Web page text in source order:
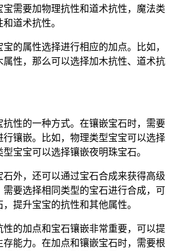
需要加物理抗性和道术抗性，魔法类
道术抗性。
的属性选择进行相应的加点。比如，
性，那么可以选择加木抗性、道术抗
性的一种方式。在镶嵌宝石时，需要
镶嵌。比如，物理类型宝宝可以选择
宝宝可以选择镶嵌夜明珠宝石。
石外，还可以通过宝石合成来获得高级
需要选择相同类型的宝石进行合成，可
提升宝宝的抗性和其他属性。
的加点和宝石镶嵌非常重要，可以提
能力。在加点和镶嵌宝石时，需要根